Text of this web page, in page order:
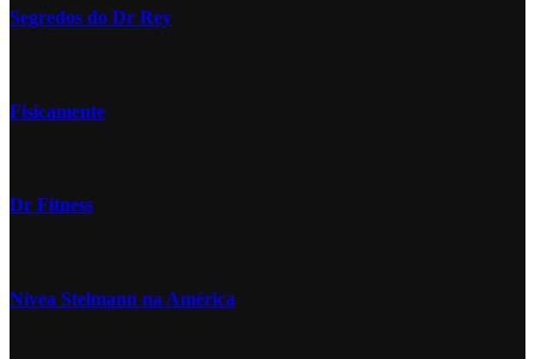
Segredos do Dr Rey
Fisicamente
Dr Fitness
Nívea Stelmann na América